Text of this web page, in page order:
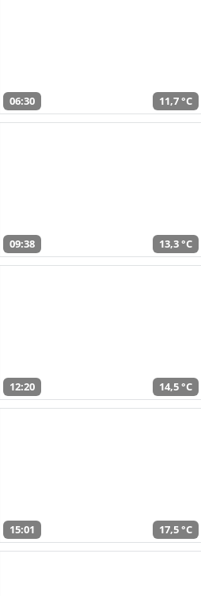
06:30 11,7 °C
09:38 13,3 °C
12:20 14,5 °C
15:01 17,5 °C